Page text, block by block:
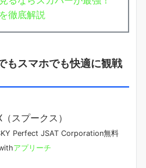
徹底解説
もスマホでも快適に観戦
スプークス）
Perfect JSAT Corporation無料
アプリーチ